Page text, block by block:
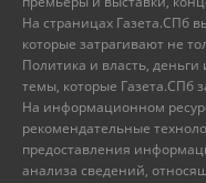
На страницах Газета.СПб
которые затрагивают не
Политика и власть, деньги
темы, которые Газета.СПб
На информационном
рекомендательные
предоставления
анализа сведений,